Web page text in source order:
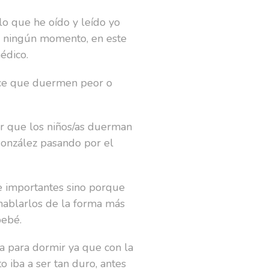
que he oído y leído yo
momento, en este
que duermen peor o
que los niños/as duerman
pasando por el
importantes sino porque
de la forma más
para dormir ya que con la
iba a ser tan duro, antes